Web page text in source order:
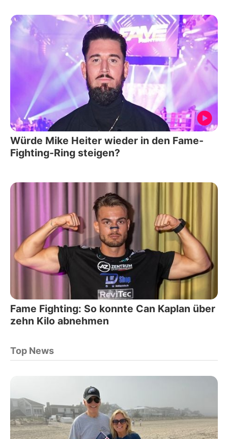
Würde Mike Heiter wieder in den Fame-
Fighting-Ring steigen?
Fame Fighting: So konnte Can Kaplan über
zehn Kilo abnehmen
Top News